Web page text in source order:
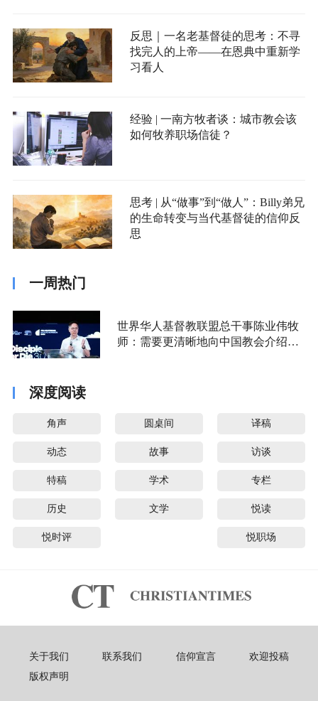
反思｜一名老基督徒的思考：不寻
找完人的上帝——在恩典中重新学
习看人
经验 | 一南方牧者谈：城市教会该
如何牧养职场信徒？
思考 | 从“做事”到“做人”：Billy弟兄
的生命转变与当代基督徒的信仰反
思
一周热门
世界华人基督教联盟总干事陈业伟牧
师：需要更清晰地向中国教会介绍福
深度阅读
角声 圆桌间 译稿
动态 故事 访谈
特稿 学术 专栏
历史 文学 悦读
悦时评 悦职场
关于我们 联系我们 信仰宣言
欢迎投稿
版权声明